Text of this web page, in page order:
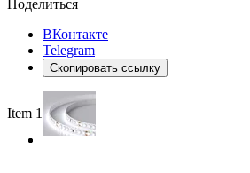
Поделиться
ВКонтакте
Telegram
Скопировать ссылку
Item 1 of 2